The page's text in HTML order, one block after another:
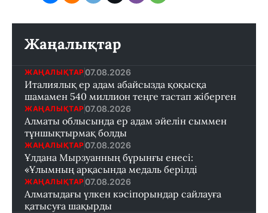
Жаңалықтар
ЖАҢАЛЫҚТАР 07.08.2026
Италиялық ер адам абайсызда қоқысқа
шамамен 540 миллион теңге тастап жіберген
ЖАҢАЛЫҚТАР 07.08.2026
Алматы облысында ер адам әйелін сыммен
тұншықтырмақ болды
ЖАҢАЛЫҚТАР 07.08.2026
Ұлдана Мырзуанның бұрынғы енесі:
«Ұлымның арқасында медаль берілді
ЖАҢАЛЫҚТАР 07.08.2026
Алматыдағы үлкен кәсіпорындар сайлауға
қатысуға шақырды